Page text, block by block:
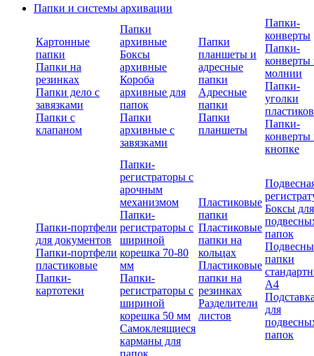
Папки и системы архивации
Картонные
папки
Папки на
резинках
Папки дело с
завязками
Папки с
клапаном
Папки
архивные
Боксы
архивные
Короба
архивные для
папок
Папки
архивные с
завязками
Папки
планшеты и
адресные
папки
Адресные
папки
Папки
планшеты
Папки-
конверты
Папки-
конверты
молнии
Папки-
уголки
Папки-
конверты
кнопке
Папки-портфели
для документов
Папки-портфели
пластиковые
Папки-
картотеки
Папки-
регистраторы с
арочным
механизмом
Папки-
регистраторы с
шириной
корешка 70-80
мм
Папки-
регистраторы с
шириной
корешка 50 мм
Самоклеящиеся
карманы для
папок
Пластиковые
папки
Пластиковые
папки на
кольцах
Пластиковые
папки на
резинках
Разделители
листов
Боксы для
папок
папки
А4
для
папок